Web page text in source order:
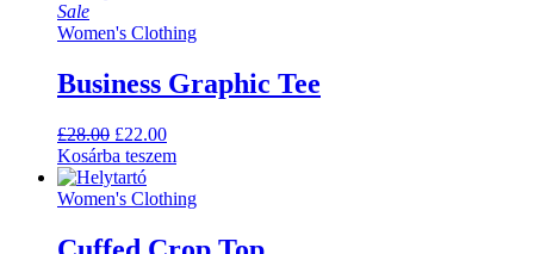
Sale
Women's Clothing
Business Graphic Tee
£28.00 Original
price
was:
£28.00.
£22.00Current
price
£22.00.
Kosárba teszem
Women's Clothing